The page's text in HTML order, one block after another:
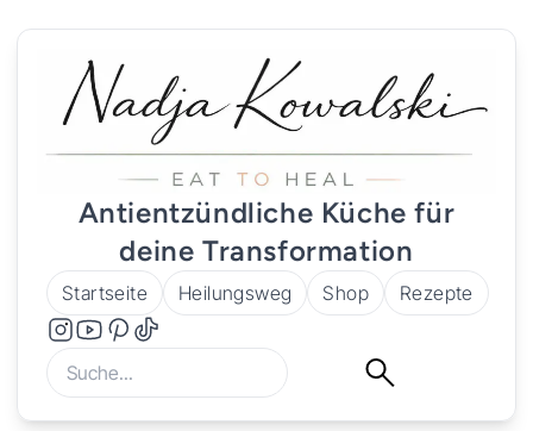
Antientzündliche Küche für
deine Transformation
Startseite Heilungsweg Shop Rezepte